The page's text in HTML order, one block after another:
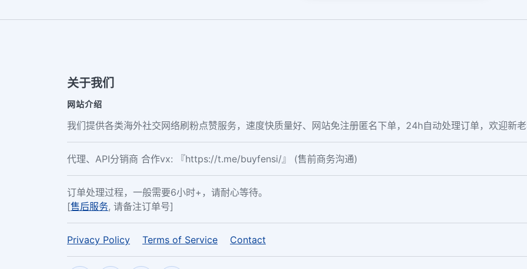
关于我们
网站介绍
我们提供各类海外社交网络刷粉点赞服务，速度快质量好、网站免注册匿名下单，24h自动处理订单，欢迎新老
代理、API分销商 合作vx: 『https://t.me/buyfensi/』 (售前商务沟通)
订单处理过程，一般需要6小时+，请耐心等待。
[售后服务, 请备注订单号]
Privacy Policy Terms of Service Contact